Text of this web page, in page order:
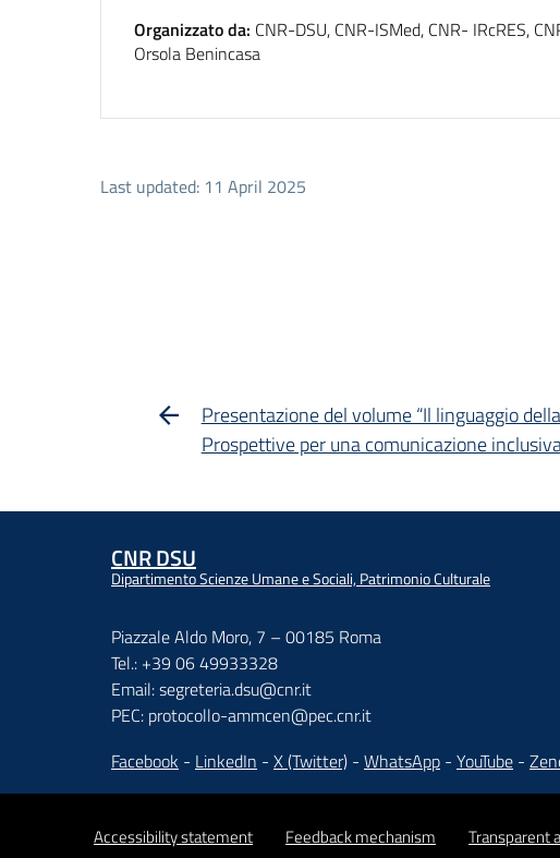
Organizzato da: CNR-DSU, CNR-ISMed, CNR- IRcRES,
Orsola Benincasa
Last updated: 11 April 2025
Presentazione del volume “Il linguaggio
Prospettive per una comunicazione
CNR DSU
Dipartimento Scienze Umane e Sociali, Patrimonio Culturale
Piazzale Aldo Moro, 7 – 00185 Roma
Tel.: +39 06 49933328
Email: segreteria.dsu@cnr.it
PEC: protocollo-ammcen@pec.cnr.it
Facebook - LinkedIn - X (Twitter) - WhatsApp - YouTube -
Accessibility statement Feedback mechanism Transparent